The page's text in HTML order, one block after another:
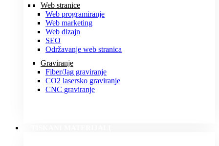
Web stranice
Web programiranje
Web marketing
Web dizajn
SEO
Održavanje web stranica
Graviranje
Fiber/Jag graviranje
CO2 lasersko graviranje
CNC graviranje